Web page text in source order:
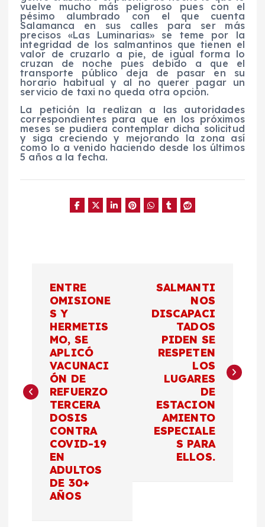
vuelve mucho más peligroso pues con el
pésimo alumbrado con el que cuenta
Salamanca en sus calles para ser más
precisos «Las Luminarias» se teme por la
integridad de los salmantinos que tienen el
valor de cruzarlo a pie, de igual forma lo
cruzan de noche pues debido a que el
transporte público deja de pasar en su
horario habitual y al no querer pagar un
servicio de taxi no queda otra opción.
La petición la realizan a las autoridades
correspondientes para que en los próximos
meses se pudiera contemplar dicha solicitud
y siga creciendo y mejorando la zona así
como lo a venido haciendo desde los últimos
5 años a la fecha.
g
ENTRE
OMISIONE
S Y
HERMETIS
MO, SE
APLICÓ
VACUNACI
ÓN DE
REFUERZO
TERCERA
DOSIS
CONTRA
COVID-19
EN
ADULTOS
DE 30+
AÑOS
SALMANTI
NOS
DISCAPACI
TADOS
PIDEN SE
RESPETEN
LOS
LUGARES
DE
ESTACION
AMIENTO
ESPECIALE
S PARA
ELLOS.